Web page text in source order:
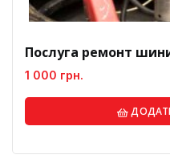
Послуга ремонт
1 000 грн.